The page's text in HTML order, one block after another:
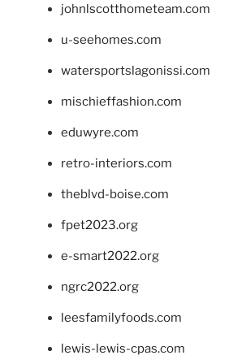
johnlscotthometeam.com
u-seehomes.com
watersportslagonissi.com
mischieffashion.com
eduwyre.com
retro-interiors.com
theblvd-boise.com
fpet2023.org
e-smart2022.org
ngrc2022.org
leesfamilyfoods.com
lewis-lewis-cpas.com